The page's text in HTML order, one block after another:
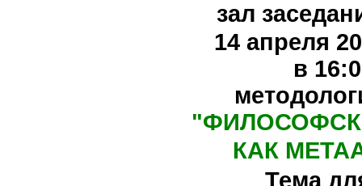
зал
14 апреля
в
"
КАК
Тема